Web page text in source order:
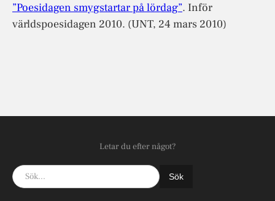
”Poesidagen smygstartar på lördag”. Inför
världspoesidagen 2010. (UNT, 24 mars 2010)
Letar du efter något?